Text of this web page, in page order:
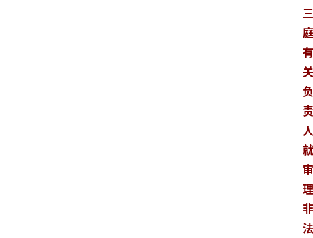
三
庭
有
关
负
责
人
就
审
理
非
法